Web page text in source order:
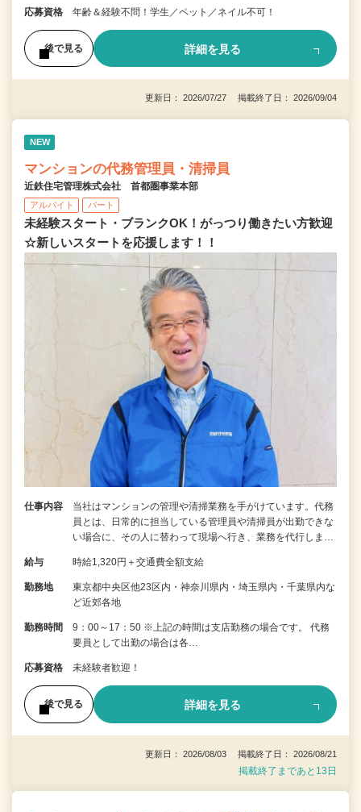
応募資格 年齢＆経験不問！学生／ペット／ネイル不可！
後で見る 詳細を見る
更新日： 2026/07/27 掲載終了日： 2026/09/04
NEW
マンションの代務管理員・清掃員
近鉄住宅管理株式会社 首都圏事業本部
アルバイト パート
未経験スタート・ブランクOK！がっつり働きたい方歓迎
☆新しいスタートを応援します！！
仕事内容
当社はマンションの管理や清掃業務を手がけています。代務
員とは、日常的に担当している管理員や清掃員が出勤できな
い場合に、その人に替わって現場へ行き、業務を代行しま…
給与 時給1,320円＋交通費全額支給
勤務地
東京都中央区他23区内・神奈川県内・埼玉県内・千葉県内な
ど近郊各地
勤務時間
9：00～17：50 ※上記の時間は支店勤務の場合です。 代務
要員として出勤の場合は各…
応募資格 未経験者歓迎！
後で見る 詳細を見る
更新日： 2026/08/03 掲載終了日： 2026/08/21
掲載終了まであと13日